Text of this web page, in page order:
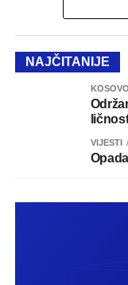
NAJČITANIJE
KOSOVO
VIJESTI